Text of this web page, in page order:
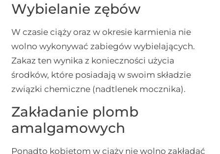
Wybielanie zębów
W czasie ciąży oraz w okresie karmienia nie
wolno wykonywać zabiegów wybielających.
Zakaz ten wynika z konieczności użycia
środków, które posiadają w swoim składzie
związki chemiczne (nadtlenek mocznika).
Zakładanie plomb
amalgamowych
Ponadto kobietom w ciąży nie wolno zakładać